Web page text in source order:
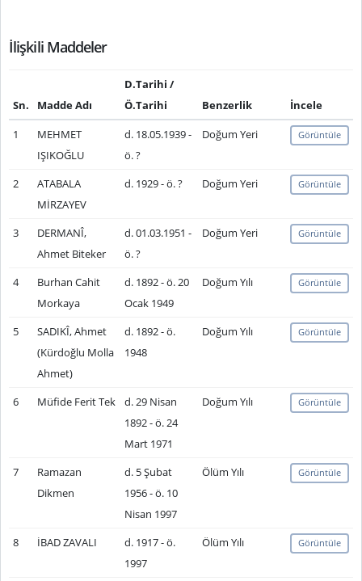
İlişkili Maddeler
Sn. Madde Adı
D.Tarihi /
Ö.Tarihi
Benzerlik
İncele
1
MEHMET
IŞIKOĞLU
d. 18.05.1939 -
ö. ?
Doğum Yeri Görüntüle
2
ATABALA
MİRZAYEV
d. 1929 - ö. ? Doğum Yeri Görüntüle
3
DERMANÎ,
Ahmet Biteker
d. 01.03.1951 -
ö. ?
Doğum Yeri Görüntüle
4
Burhan Cahit
Morkaya
d. 1892 - ö. 20
Ocak 1949
Doğum Yılı Görüntüle
5
SADIKÎ, Ahmet
(Kürdoğlu Molla
Ahmet)
d. 1892 - ö.
1948
Doğum Yılı Görüntüle
6 Müfide Ferit Tek
d. 29 Nisan
1892 - ö. 24
Mart 1971
Doğum Yılı Görüntüle
7
Ramazan
Dikmen
d. 5 Şubat
1956 - ö. 10
Nisan 1997
Ölüm Yılı Görüntüle
8 İBAD ZAVALI
d. 1917 - ö.
1997
Ölüm Yılı Görüntüle